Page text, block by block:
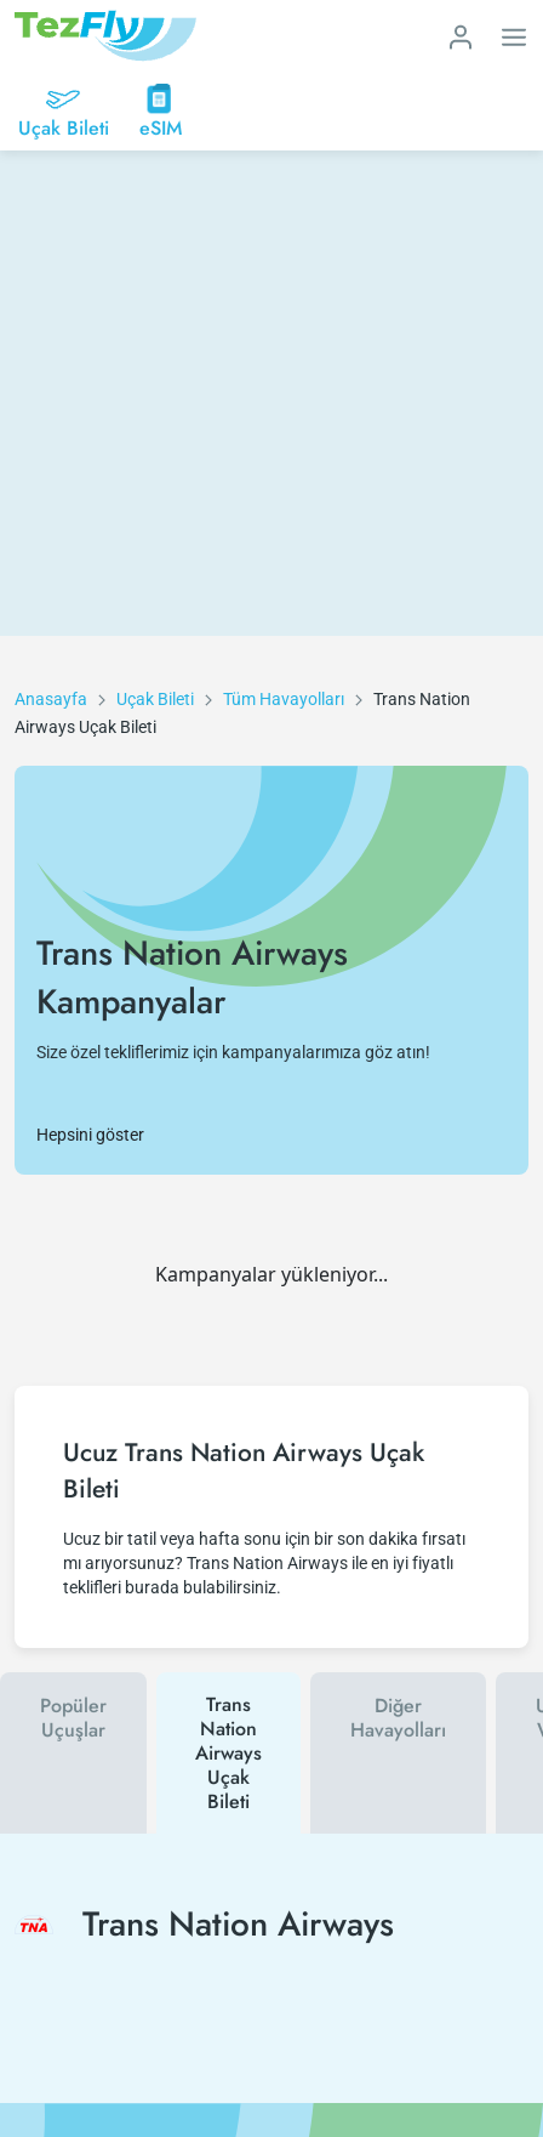
Uçak Bileti eSIM
Anasayfa Uçak Bileti Tüm Havayolları
Trans Nation
Airways Uçak Bileti
Trans Nation Airways
Kampanyalar
Size özel tekliflerimiz için kampanyalarımıza göz atın!
Hepsini göster
Kampanyalar yükleniyor...
Ucuz Trans Nation Airways Uçak
Bileti
Ucuz bir tatil veya hafta sonu için bir son dakika fırsatı
mı arıyorsunuz? Trans Nation Airways ile en iyi fiyatlı
teklifleri burada bulabilirsiniz.
Popüler
Uçuşlar
Trans
Nation
Airways
Uçak
Bileti
Diğer
Havayolları
Trans Nation Airways